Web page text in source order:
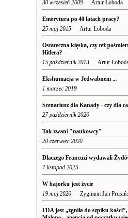
30 wrzesień 2009 Artur Łoboda
Emerytura po 40 latach pracy?
25 maj 2015 Artur Łoboda
Ostateczna klęska, czy też
Hitlera?
15 październik 2013 Artur
Ekshumacja w Jedwabnem ...
1 marzec 2019
Scenariusz dla Kanady - czy dla
27 październik 2020
Tak zwani "naukowcy"
20 czerwiec 2020
Dlaczego Francuzi wydawali
7 listopad 2025
W bajorku jest życie
19 maj 2020 Zygmunt Jan
FDA jest „zgniła do szpiku